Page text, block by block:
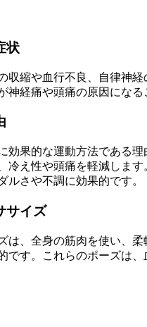
状
収縮や血行不良、自律神
神経痛や頭痛の原因にな
効果的な運動方法である
冷え性や頭痛を軽減しま
さや不調に効果的です。
サイズ
は、全身の筋肉を使い、
です。これらのポーズは